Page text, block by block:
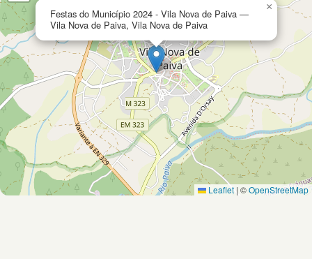
Festas do Município 2024 - Vila Nova de Paiva —
Vila Nova de Paiva, Vila Nova de Paiva
×
Leaflet | ©OpenStreetMap